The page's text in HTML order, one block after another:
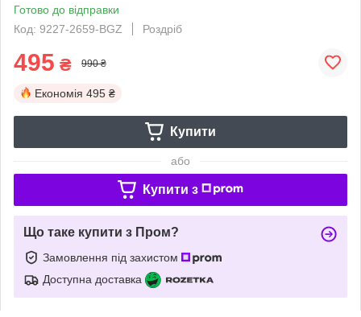
Готово до відправки
Код: 9227-2659-BGZ
Роздріб
495 ₴ 990 ₴
Економія 495 ₴
Купити
або
Купити з
Що таке купити з Пром?
Замовлення під захистом
Доступна доставка